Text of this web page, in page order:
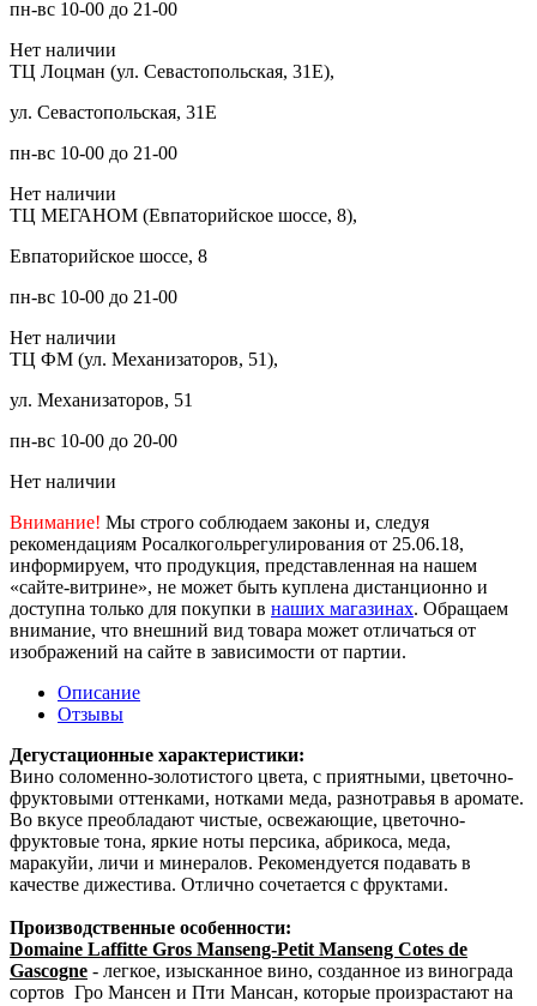
пн-вс 10-00 до 21-00
Нет наличии
ТЦ Лоцман (ул. Севастопольская, 31Е),
ул. Севастопольская, 31Е
пн-вс 10-00 до 21-00
Нет наличии
ТЦ МЕГАНОМ (Евпаторийское шоссе, 8),
Евпаторийское шоссе, 8
пн-вс 10-00 до 21-00
Нет наличии
ТЦ ФМ (ул. Механизаторов, 51),
ул. Механизаторов, 51
пн-вс 10-00 до 20-00
Нет наличии
Внимание! Мы строго соблюдаем законы и, следуя
рекомендациям Росалкогольрегулирования от 25.06.18,
информируем, что продукция, представленная на нашем
«сайте-витрине», не может быть куплена дистанционно и
доступна только для покупки в наших магазинах. Обращаем
внимание, что внешний вид товара может отличаться от
изображений на сайте в зависимости от партии.
Описание
Отзывы
Дегустационные характеристики:
Вино соломенно-золотистого цвета, с приятными, цветочно-
фруктовыми оттенками, нотками меда, разнотравья в аромате.
Во вкусе преобладают чистые, освежающие, цветочно-
фруктовые тона, яркие ноты персика, абрикоса, меда,
маракуйи, личи и минералов. Рекомендуется подавать в
качестве дижестива. Отлично сочетается с фруктами.
Производственные особенности:
Domaine Laffitte Gros Manseng-Petit Manseng Cotes de
Gascogne - легкое, изысканное вино, созданное из винограда
сортов Гро Мансен и Пти Мансан, которые произрастают на